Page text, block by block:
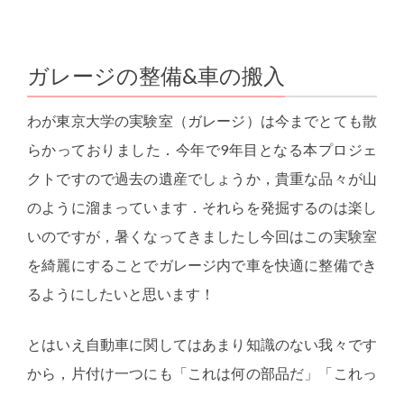
ガレージの整備&車の搬入
わが東京大学の実験室（ガレージ）は今までとても散
らかっておりました．今年で9年目となる本プロジェ
クトですので過去の遺産でしょうか，貴重な品々が山
のように溜まっています．それらを発掘するのは楽し
いのですが，暑くなってきましたし今回はこの実験室
を綺麗にすることでガレージ内で車を快適に整備でき
るようにしたいと思います！
とはいえ自動車に関してはあまり知識のない我々です
から，片付け一つにも「これは何の部品だ」「これっ